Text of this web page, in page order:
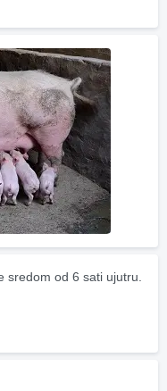
sredom od 6 sati ujutru.